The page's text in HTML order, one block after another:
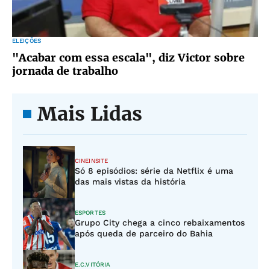
ELEIÇÕES
"Acabar com essa escala", diz Victor sobre
jornada de trabalho
Mais Lidas
CINEINSITE
Só 8 episódios: série da Netflix é uma
das mais vistas da história
ESPORTES
Grupo City chega a cinco rebaixamentos
após queda de parceiro do Bahia
E.C.VITÓRIA